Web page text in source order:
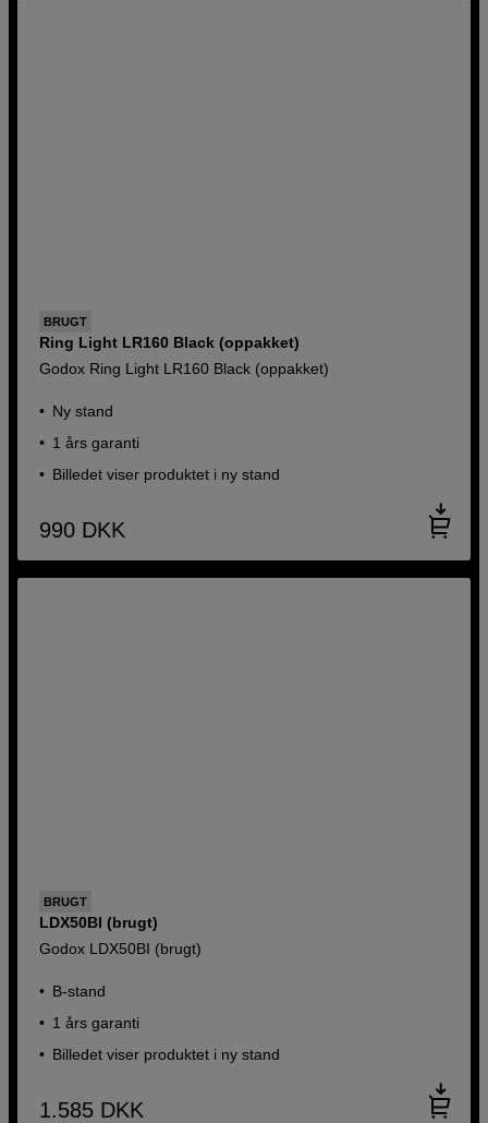
BRUGT
Ring Light LR160 Black (oppakket)
Godox Ring Light LR160 Black (oppakket)
Ny stand
1 års garanti
Billedet viser produktet i ny stand
990 DKK
BRUGT
LDX50BI (brugt)
Godox LDX50BI (brugt)
B-stand
1 års garanti
Billedet viser produktet i ny stand
1.585 DKK